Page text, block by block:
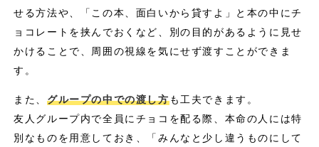
せる方法や、「この本、面白いから貸すよ」と本の中にチ
ョコレートを挟んでおくなど、別の目的があるように見せ
かけることで、周囲の視線を気にせず渡すことができま
す。
また、 グループの中での渡し方も工夫できます。
友人グループ内で全員にチョコを配る際、本命の人には特
別なものを用意しておき、「みんなと少し違うものにして